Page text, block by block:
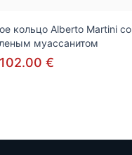
кольцо Alberto Martini со
муассанитом
102.00 €